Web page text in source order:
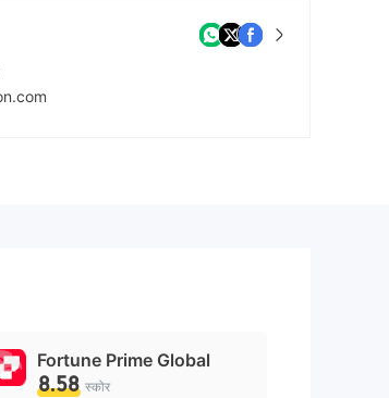
Fortune Prime Global
8.58 स्कोर